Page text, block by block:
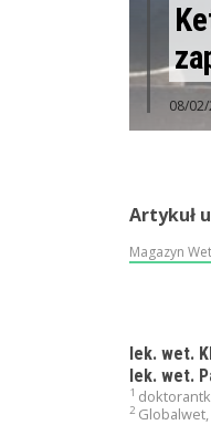
08/
Artykuł
Magazyn
lek. wet.
lek. wet.
1
2